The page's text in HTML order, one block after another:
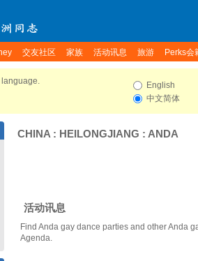
交友社区 家族 活动讯息 旅游 Perks会
language.
English
中文简体
CHINA : HEILONGJIANG : ANDA
活动讯息
Find Anda gay dance parties and other Anda
Agenda.